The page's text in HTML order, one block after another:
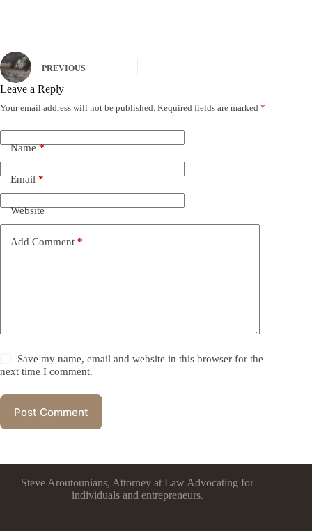
PREVIOUS
Leave a Reply
Your email address will not be published. Required fields are marked *
Name*
Email*
Website
Add Comment *
Save my name, email and website in this browser for the
next time I comment.
Post Comment
Steve Aroutounians, Attorney at Law Advocating for
individuals and entrepreneurs.